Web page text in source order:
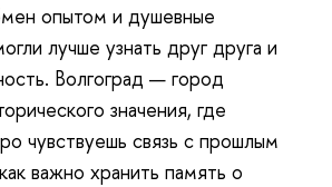
опытом и душевные
лучше узнать друг друга и
Волгоград — город
значения, где
чувствуешь связь с прошлым
важно хранить память о